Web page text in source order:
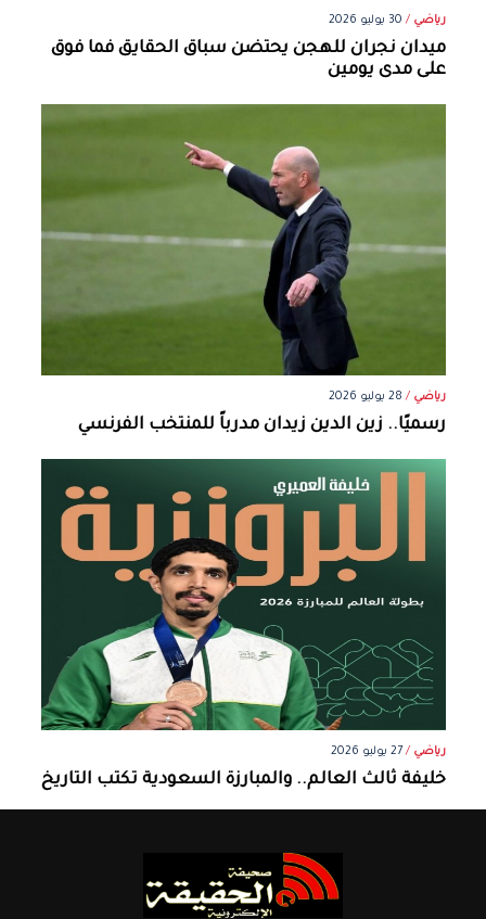
رياضي / 30 يوليو 2026
ميدان نجران للهجن يحتضن سباق الحقايق فما فوق
على مدى يومين
رياضي / 28 يوليو 2026
رسميًا.. زين الدين زيدان مدرباً للمنتخب الفرنسي
رياضي /27 يوليو 2026
خليفة ثالث العالم.. والمبارزة السعودية تكتب التاريخ